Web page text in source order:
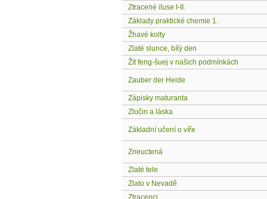
Ztracené iluse I-II.
Základy praktické chemie 1.
Žhavé kolty
Zlaté slunce, bílý den
Žít feng-šuej v našich podmínkách
Zauber der Heide
Zápisky maturanta
Zločin a láska
Základní učení o víře
Zneuctená
Zlaté tele
Zlato v Nevadě